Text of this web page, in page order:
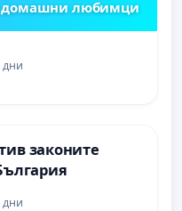
домашни любимци
дни
законите
дни